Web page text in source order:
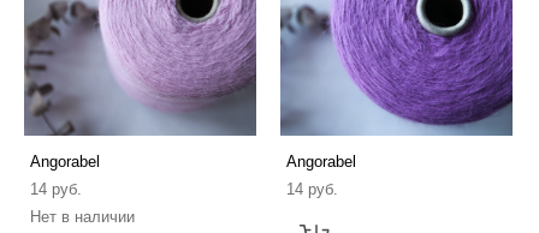
Angorabel
14 pуб.
Нет в наличии
Angorabel
14 pуб.